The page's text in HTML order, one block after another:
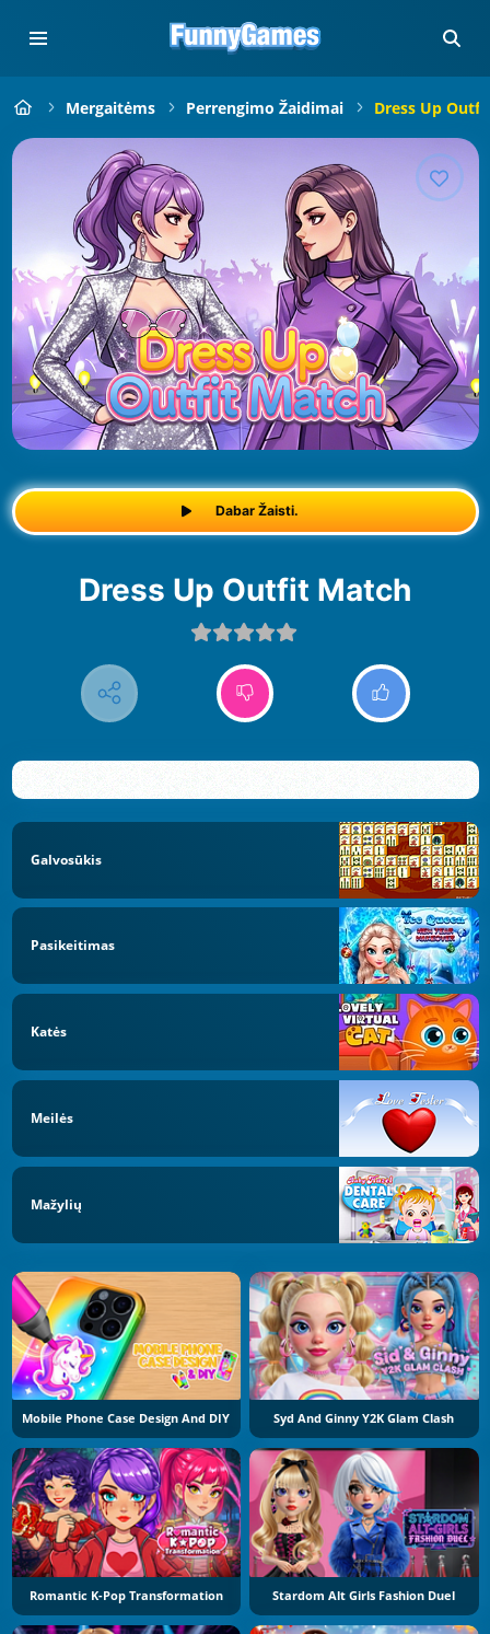
Mergaitėms Perrengimo Žaidimai Dress Up
Dabar Žaisti.
Dress Up Outfit Match
Galvosūkis
Pasikeitimas
Katės
Meilės
Mažylių
Mobile Phone Case Design And DIY Syd And Ginny Y2K Glam Clash
Romantic K-Pop Transformation Stardom Alt Girls Fashion Duel